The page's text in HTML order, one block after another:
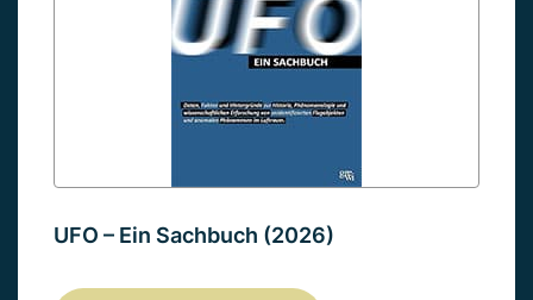
UFO – Ein Sachbuch (2026)